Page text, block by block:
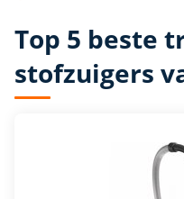
Top 5 beste
stofzuigers